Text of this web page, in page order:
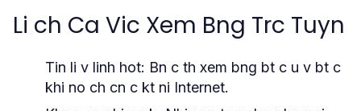
Li ch Ca Vic Xem Bng Trc Tuyn
Tin li v linh hot: Bn c th xem bng bt c u v bt c
khi no ch cn c kt ni Internet.